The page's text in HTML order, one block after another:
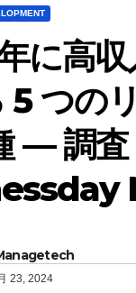
に高収
5 つの
— 調査
23, 2024